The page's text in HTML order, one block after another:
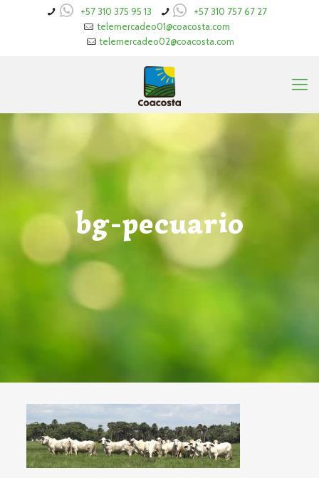
+57 310 375 95 13
+57 310 757 67 27
telemercadeo01@coacosta.com
telemercadeo02@coacosta.com
bg-pecuario